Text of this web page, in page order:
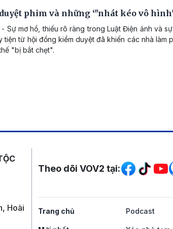
phim và những ‘"nhát kéo vô
- Sự mơ hồ, thiếu rõ ràng trong Luật Điện ảnh và
tiện từ hội đồng kiểm duyệt đã khiến các nhà làm
"bị bắt chẹt".
Hoài
Mạng xã hội
Theo dõi VOV2 tại:
Trang chủ Podcast